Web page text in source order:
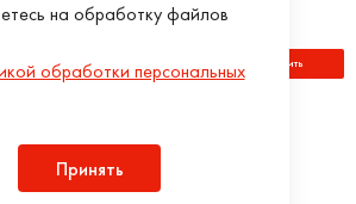
по номеру заказа:
Оплатить
на обработку файлов
обработки персональных
Принять